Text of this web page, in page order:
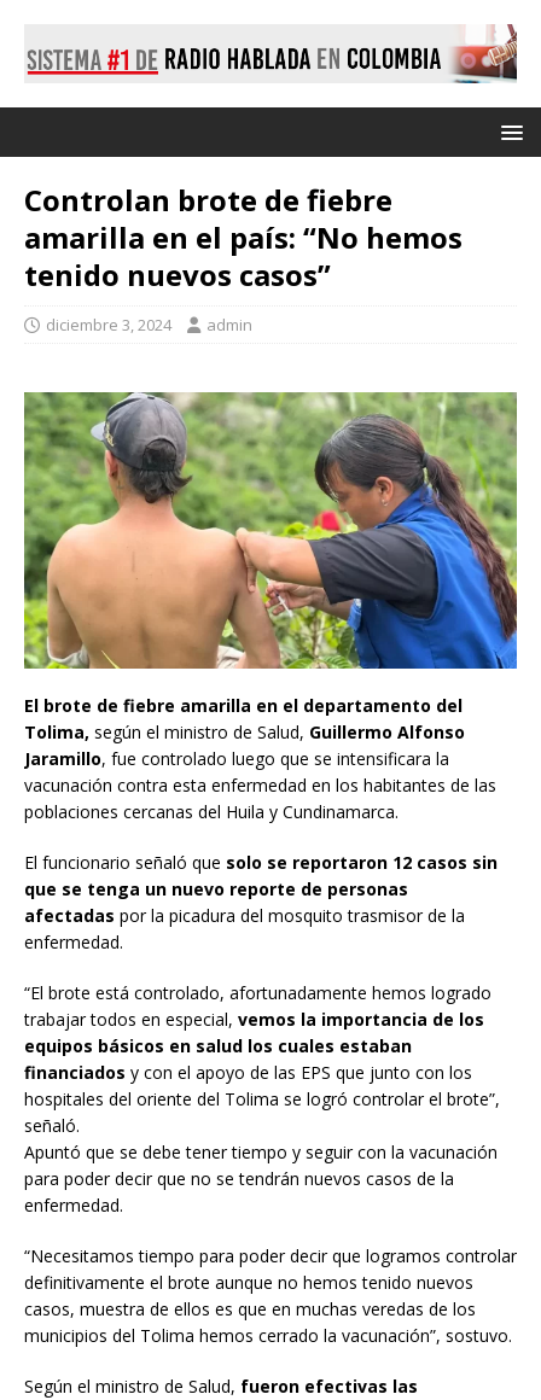
Controlan brote de fiebre
amarilla en el país: “No hemos
tenido nuevos casos”
diciembre 3, 2024 admin
El brote de fiebre amarilla en el departamento del
Tolima, según el ministro de Salud, Guillermo Alfonso
Jaramillo, fue controlado luego que se intensificara la
vacunación contra esta enfermedad en los habitantes de las
poblaciones cercanas del Huila y Cundinamarca.
El funcionario señaló que solo se reportaron 12 casos sin
que se tenga un nuevo reporte de personas
afectadas por la picadura del mosquito trasmisor de la
enfermedad.
“El brote está controlado, afortunadamente hemos logrado
trabajar todos en especial, vemos la importancia de los
equipos básicos en salud los cuales estaban
financiados y con el apoyo de las EPS que junto con los
hospitales del oriente del Tolima se logró controlar el brote”,
señaló.
Apuntó que se debe tener tiempo y seguir con la vacunación
para poder decir que no se tendrán nuevos casos de la
enfermedad.
“Necesitamos tiempo para poder decir que logramos controlar
definitivamente el brote aunque no hemos tenido nuevos
casos, muestra de ellos es que en muchas veredas de los
municipios del Tolima hemos cerrado la vacunación”, sostuvo.
Según el ministro de Salud, fueron efectivas las